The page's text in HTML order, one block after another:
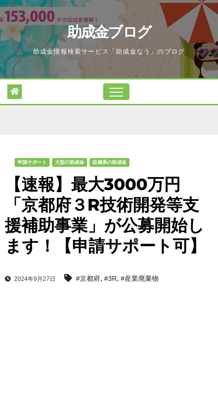
Skip
to
content
助成金ブログ
助成金情報検索サービス「助成金なう」のブログ
申請サポート 大型の助成金 設備系の助成金
【速報】最大3000万円
「京都府３R技術開発等支
援補助事業」が公募開始し
ます！【申請サポート可】
2024年9月27日 #京都府, #3R, #産業廃棄物